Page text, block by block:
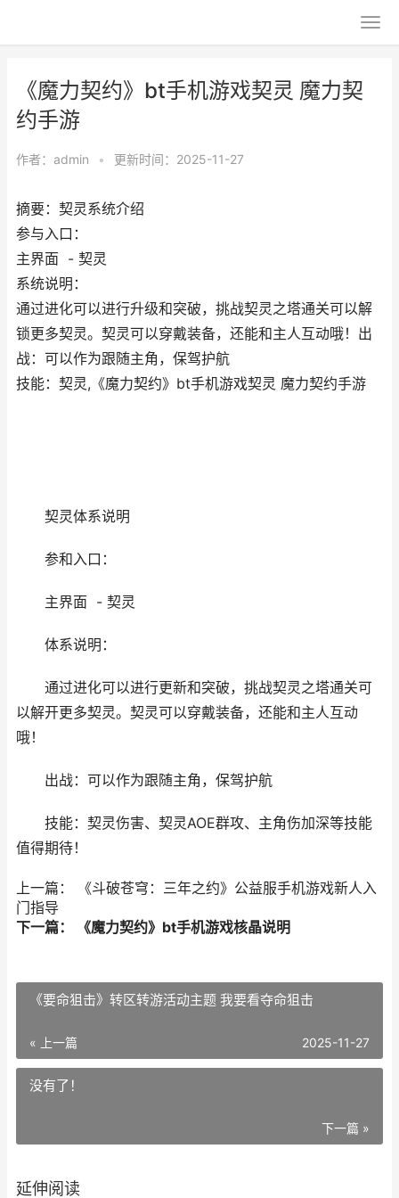
《魔力契约》bt手机游戏契灵 魔力契
约手游
作者： admin • 更新时间：2025-11-27
摘要：契灵系统介绍
参与入口：
主界面 - 契灵
系统说明：
通过进化可以进行升级和突破，挑战契灵之塔通关可以解
锁更多契灵。契灵可以穿戴装备，还能和主人互动哦！出
战：可以作为跟随主角，保驾护航
技能：契灵,《魔力契约》bt手机游戏契灵 魔力契约手游
契灵体系说明
参和入口：
主界面 - 契灵
体系说明：
通过进化可以进行更新和突破，挑战契灵之塔通关可
以解开更多契灵。契灵可以穿戴装备，还能和主人互动
哦！
出战：可以作为跟随主角，保驾护航
技能：契灵伤害、契灵AOE群攻、主角伤加深等技能
值得期待！
上一篇： 《斗破苍穹：三年之约》公益服手机游戏新人入
门指导
下一篇： 《魔力契约》bt手机游戏核晶说明
《要命狙击》转区转游活动主题 我要看夺命狙击
« 上一篇 2025-11-27
没有了！
下一篇 »
延伸阅读